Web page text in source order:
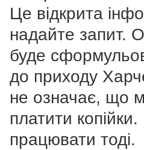
Це відкрита
надайте запит.
буде
до приходу
не означає, що
платити
працювати тоді.